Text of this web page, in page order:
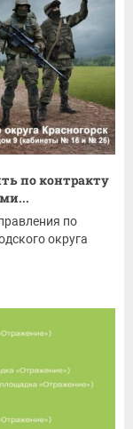
по контракту
по
округа